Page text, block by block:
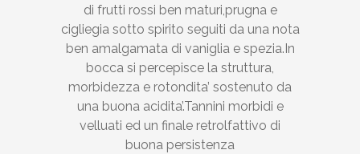
di frutti rossi ben maturi,prugna e
cigliegia sotto spirito seguiti da una nota
ben amalgamata di vaniglia e spezia.In
bocca si percepisce la struttura,
morbidezza e rotondita’ sostenuto da
una buona acidita’.Tannini morbidi e
velluati ed un finale retrolfattivo di
buona persistenza